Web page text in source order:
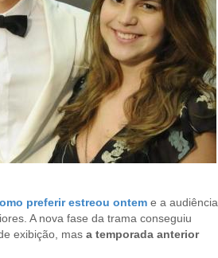
preferir estreou ontem e a audiência
A nova fase da trama conseguiu
exibição, mas a temporada anterior